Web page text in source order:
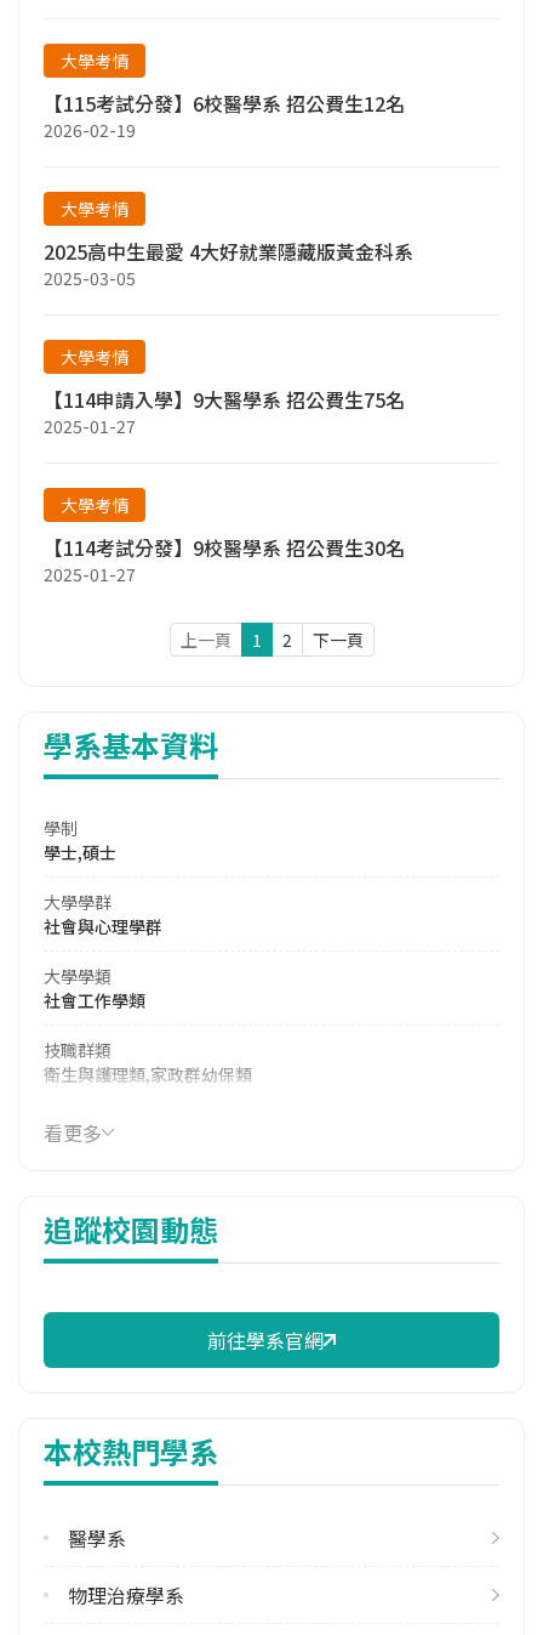
大學考情
【115考試分發】6校醫學系 招公費生12名
2026-02-19
大學考情
2025高中生最愛 4大好就業隱藏版黃金科系
2025-03-05
大學考情
【114申請入學】9大醫學系 招公費生75名
2025-01-27
大學考情
【114考試分發】9校醫學系 招公費生30名
2025-01-27
上一頁 1 2 下一頁
學系基本資料
學制
學士,碩士
大學學群
社會與心理學群
大學學類
社會工作學類
技職群類
衛生與護理類,家政群幼保類
114年學費
38,023 元/學期
8,808 元/學期
114年註冊率
113學年度上學期
113學年度下學期
6
雙主修人數
1
看更多
追蹤校園動態
前往學系官網
本校熱門學系
醫學系
物理治療學系